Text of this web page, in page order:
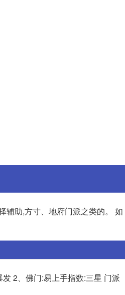
辅助,方寸、地府门派之类的。 如
2、佛门:易上手指数:三星 门派